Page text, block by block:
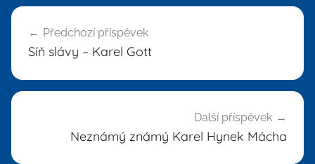
Navigace
pro
příspěvek
Předchozí příspěvek
Síň slávy – Karel Gott
Další příspěvek
Neznámý známý Karel Hynek Mácha